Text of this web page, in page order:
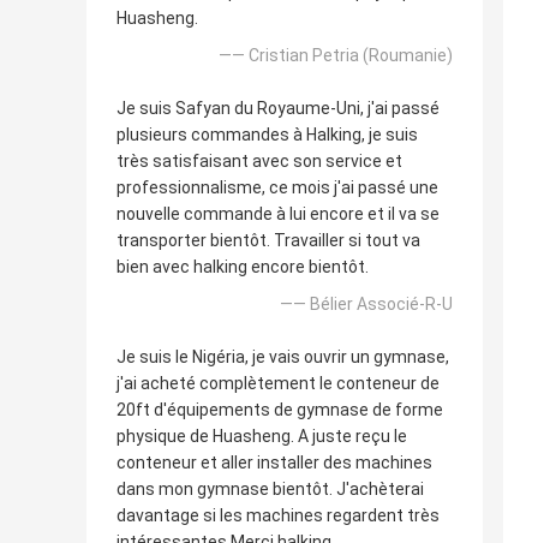
Huasheng.
—— Cristian Petria (Roumanie)
Je suis Safyan du Royaume-Uni, j'ai passé
plusieurs commandes à Halking, je suis
très satisfaisant avec son service et
professionnalisme, ce mois j'ai passé une
nouvelle commande à lui encore et il va se
transporter bientôt. Travailler si tout va
bien avec halking encore bientôt.
—— Bélier Associé-R-U
Je suis le Nigéria, je vais ouvrir un gymnase,
j'ai acheté complètement le conteneur de
20ft d'équipements de gymnase de forme
physique de Huasheng. A juste reçu le
conteneur et aller installer des machines
dans mon gymnase bientôt. J'achèterai
davantage si les machines regardent très